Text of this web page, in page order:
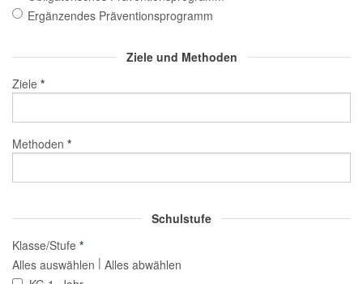
Ergänzendes Präventionsprogramm
Ziele und Methoden
Ziele *
Methoden *
Schulstufe
Klasse/Stufe *
Alles auswählen | Alles abwählen